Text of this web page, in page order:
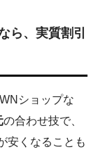
ら、実質割引
ショップな
の合わせ技で、
安くなることも